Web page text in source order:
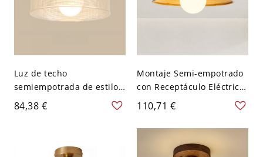
Luz de techo
semiempotrada de estilo
moderno con forma de
bóveda/cuenco de
(color madera natural)
84,38 €
Montaje Semi-empotrado
con Receptáculo Eléctrico
Cableado Directo y Luz
Empotrada con Pantalla
Vítrea - 110 A 120 V
110,71 €